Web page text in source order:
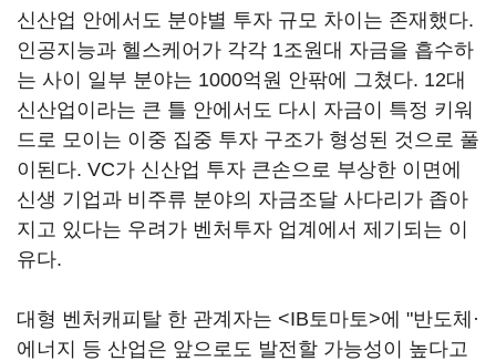
신산업 안에서도 분야별 투자 규모 차이는 존재했다.
인공지능과 헬스케어가 각각 1조원대 자금을 흡수하
는 사이 일부 분야는 1000억원 안팎에 그쳤다. 12대
신산업이라는 큰 틀 안에서도 다시 자금이 특정 키워
드로 모이는 이중 집중 투자 구조가 형성된 것으로 풀
이된다. VC가 신산업 투자 큰손으로 부상한 이면에
신생 기업과 비주류 분야의 자금조달 사다리가 좁아
지고 있다는 우려가 벤처투자 업계에서 제기되는 이
유다.
대형 벤처캐피탈 한 관계자는 <IB토마토>에 "반도체·
에너지 등 산업은 앞으로도 발전할 가능성이 높다고